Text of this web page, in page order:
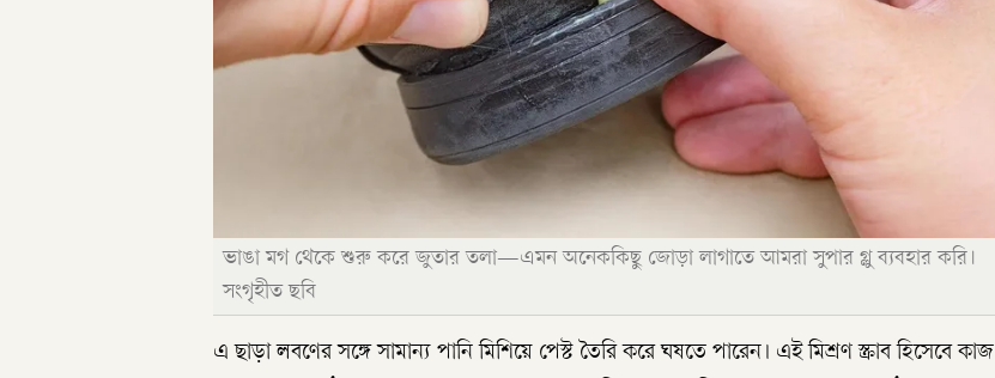
ভাঙা মগ থেকে শুরু করে জুতার তলা—এমন অনেককিছু জোড়া লাগাতে আমরা সুপার গ্লু ব্যবহার করি।
সংগৃহীত ছবি
এ ছাড়া লবণের সঙ্গে সামান্য পানি মিশিয়ে পেস্ট তৈরি করে ঘষতে পারেন। এই মিশ্রণ স্ক্রাব হিসেবে কাজ